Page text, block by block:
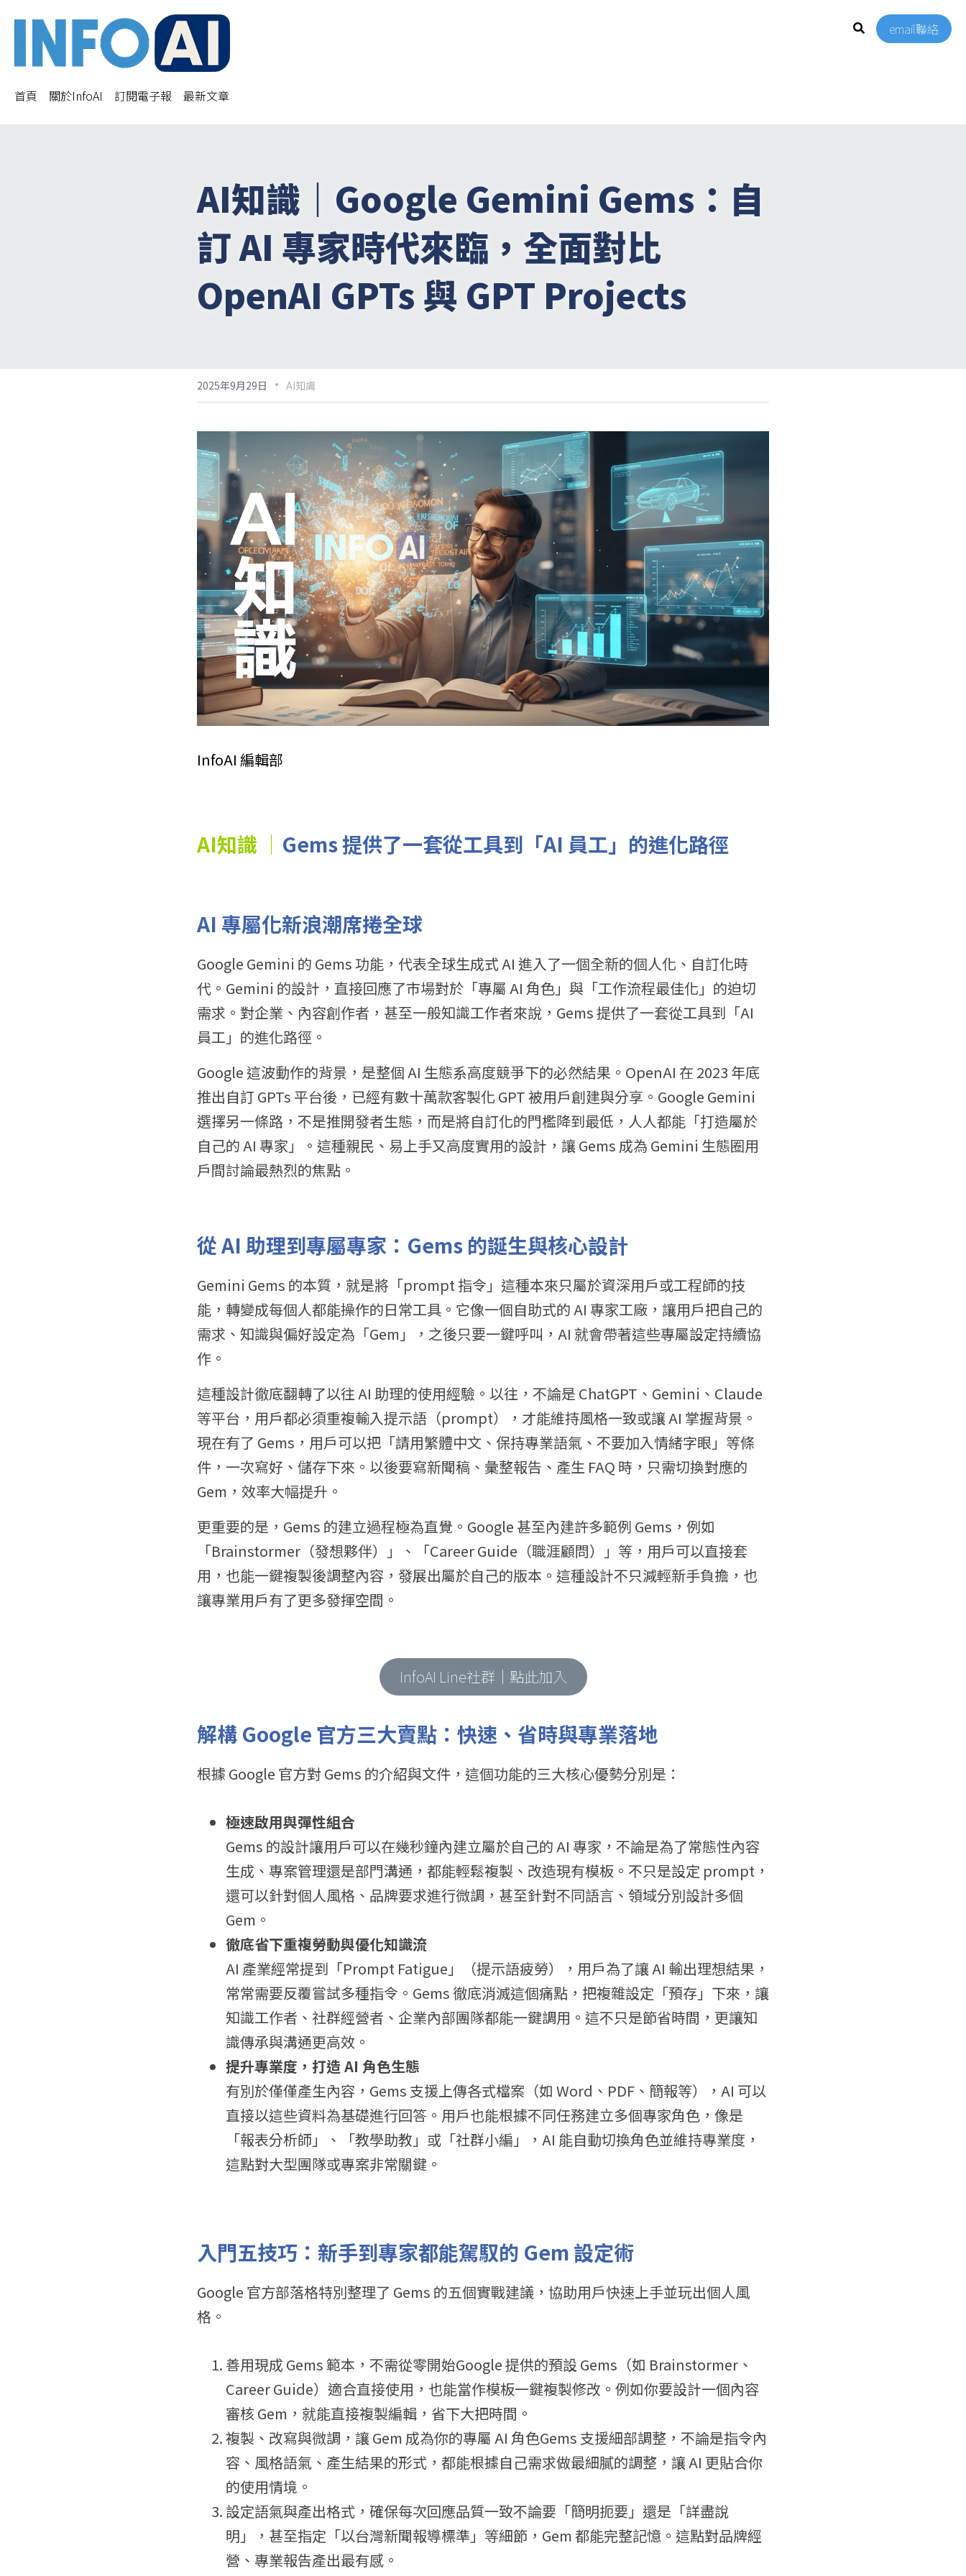
email聯絡
首頁 關於InfoAI 訂閱電子報 最新文章
AI知識｜ Google Gemini Gems ：自
訂 AI 專家時代來臨，全面對比
OpenAI GPTs 與 GPT Projects
2025年9月29日 · AI知識
InfoAI 編輯部
AI知識 ｜ Gems 提供了一套從工具到「AI 員工」的進化路徑
AI 專屬化新浪潮席捲全球
Google Gemini 的 Gems 功能，代表全球生成式 AI 進入了一個全新的個人化、自訂化時
代。Gemini 的設計，直接回應了市場對於「專屬 AI 角色」與「工作流程最佳化」的迫切
需求。對企業、內容創作者，甚至一般知識工作者來說，Gems 提供了一套從工具到「AI
員工」的進化路徑。
Google 這波動作的背景，是整個 AI 生態系高度競爭下的必然結果。OpenAI 在 2023 年底
推出自訂 GPTs 平台後，已經有數十萬款客製化 GPT 被用戶創建與分享。Google Gemini
選擇另一條路，不是推開發者生態，而是將自訂化的門檻降到最低，人人都能「打造屬於
自己的 AI 專家」。這種親民、易上手又高度實用的設計，讓 Gems 成為 Gemini 生態圈用
戶間討論最熱烈的焦點。
從 AI 助理到專屬專家：Gems 的誕生與核心設計
Gemini Gems 的本質，就是將「prompt 指令」這種本來只屬於資深用戶或工程師的技
能，轉變成每個人都能操作的日常工具。它像一個自助式的 AI 專家工廠，讓用戶把自己的
需求、知識與偏好設定為「Gem」，之後只要一鍵呼叫，AI 就會帶著這些專屬設定持續協
作。
這種設計徹底翻轉了以往 AI 助理的使用經驗。以往，不論是 ChatGPT、Gemini、Claude
等平台，用戶都必須重複輸入提示語（prompt），才能維持風格一致或讓 AI 掌握背景。
現在有了 Gems，用戶可以把「請用繁體中文、保持專業語氣、不要加入情緒字眼」等條
件，一次寫好、儲存下來。以後要寫新聞稿、彙整報告、產生 FAQ 時，只需切換對應的
Gem，效率大幅提升。
更重要的是，Gems 的建立過程極為直覺。Google 甚至內建許多範例 Gems，例如
「Brainstormer（發想夥伴）」、「Career Guide（職涯顧問）」等，用戶可以直接套
用，也能一鍵複製後調整內容，發展出屬於自己的版本。這種設計不只減輕新手負擔，也
讓專業用戶有了更多發揮空間。
InfoAI Line社群｜點此加入
解構 Google 官方三大賣點：快速、省時與專業落地
根據 Google 官方對 Gems 的介紹與文件，這個功能的三大核心優勢分別是：
極速啟用與彈性組合
Gems 的設計讓用戶可以在幾秒鐘內建立屬於自己的 AI 專家，不論是為了常態性內容
生成、專案管理還是部門溝通，都能輕鬆複製、改造現有模板。不只是設定 prompt，
還可以針對個人風格、品牌要求進行微調，甚至針對不同語言、領域分別設計多個
Gem。
徹底省下重複勞動與優化知識流
AI 產業經常提到「Prompt Fatigue」（提示語疲勞），用戶為了讓 AI 輸出理想結果，
常常需要反覆嘗試多種指令。Gems 徹底消滅這個痛點，把複雜設定「預存」下來，讓
知識工作者、社群經營者、企業內部團隊都能一鍵調用。這不只是節省時間，更讓知
識傳承與溝通更高效。
提升專業度，打造 AI 角色生態
有別於僅僅產生內容，Gems 支援上傳各式檔案（如 Word、PDF、簡報等），AI 可以
直接以這些資料為基礎進行回答。用戶也能根據不同任務建立多個專家角色，像是
「報表分析師」、「教學助教」或「社群小編」，AI 能自動切換角色並維持專業度，
這點對大型團隊或專案非常關鍵。
入門五技巧：新手到專家都能駕馭的 Gem 設定術
Google 官方部落格特別整理了 Gems 的五個實戰建議，協助用戶快速上手並玩出個人風
格。
善用現成 Gems 範本，不需從零開始Google 提供的預設 Gems（如 Brainstormer、
Career Guide）適合直接使用，也能當作模板一鍵複製修改。例如你要設計一個內容
審核 Gem，就能直接複製編輯，省下大把時間。
複製、改寫與微調，讓 Gem 成為你的專屬 AI 角色Gems 支援細部調整，不論是指令內
容、風格語氣、產生結果的形式，都能根據自己需求做最細膩的調整，讓 AI 更貼合你
的使用情境。
設定語氣與產出格式，確保每次回應品質一致不論要「簡明扼要」還是「詳盡說
明」，甚至指定「以台灣新聞報導標準」等細節，Gem 都能完整記憶。這點對品牌經
營、專業報告產出最有感。